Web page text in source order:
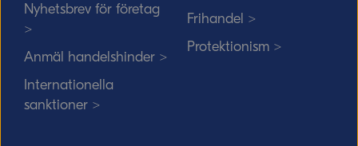
Nyhetsbrev för företag
>
Anmäl handelshinder >
Internationella
sanktioner >
Frihandel >
Protektionism >